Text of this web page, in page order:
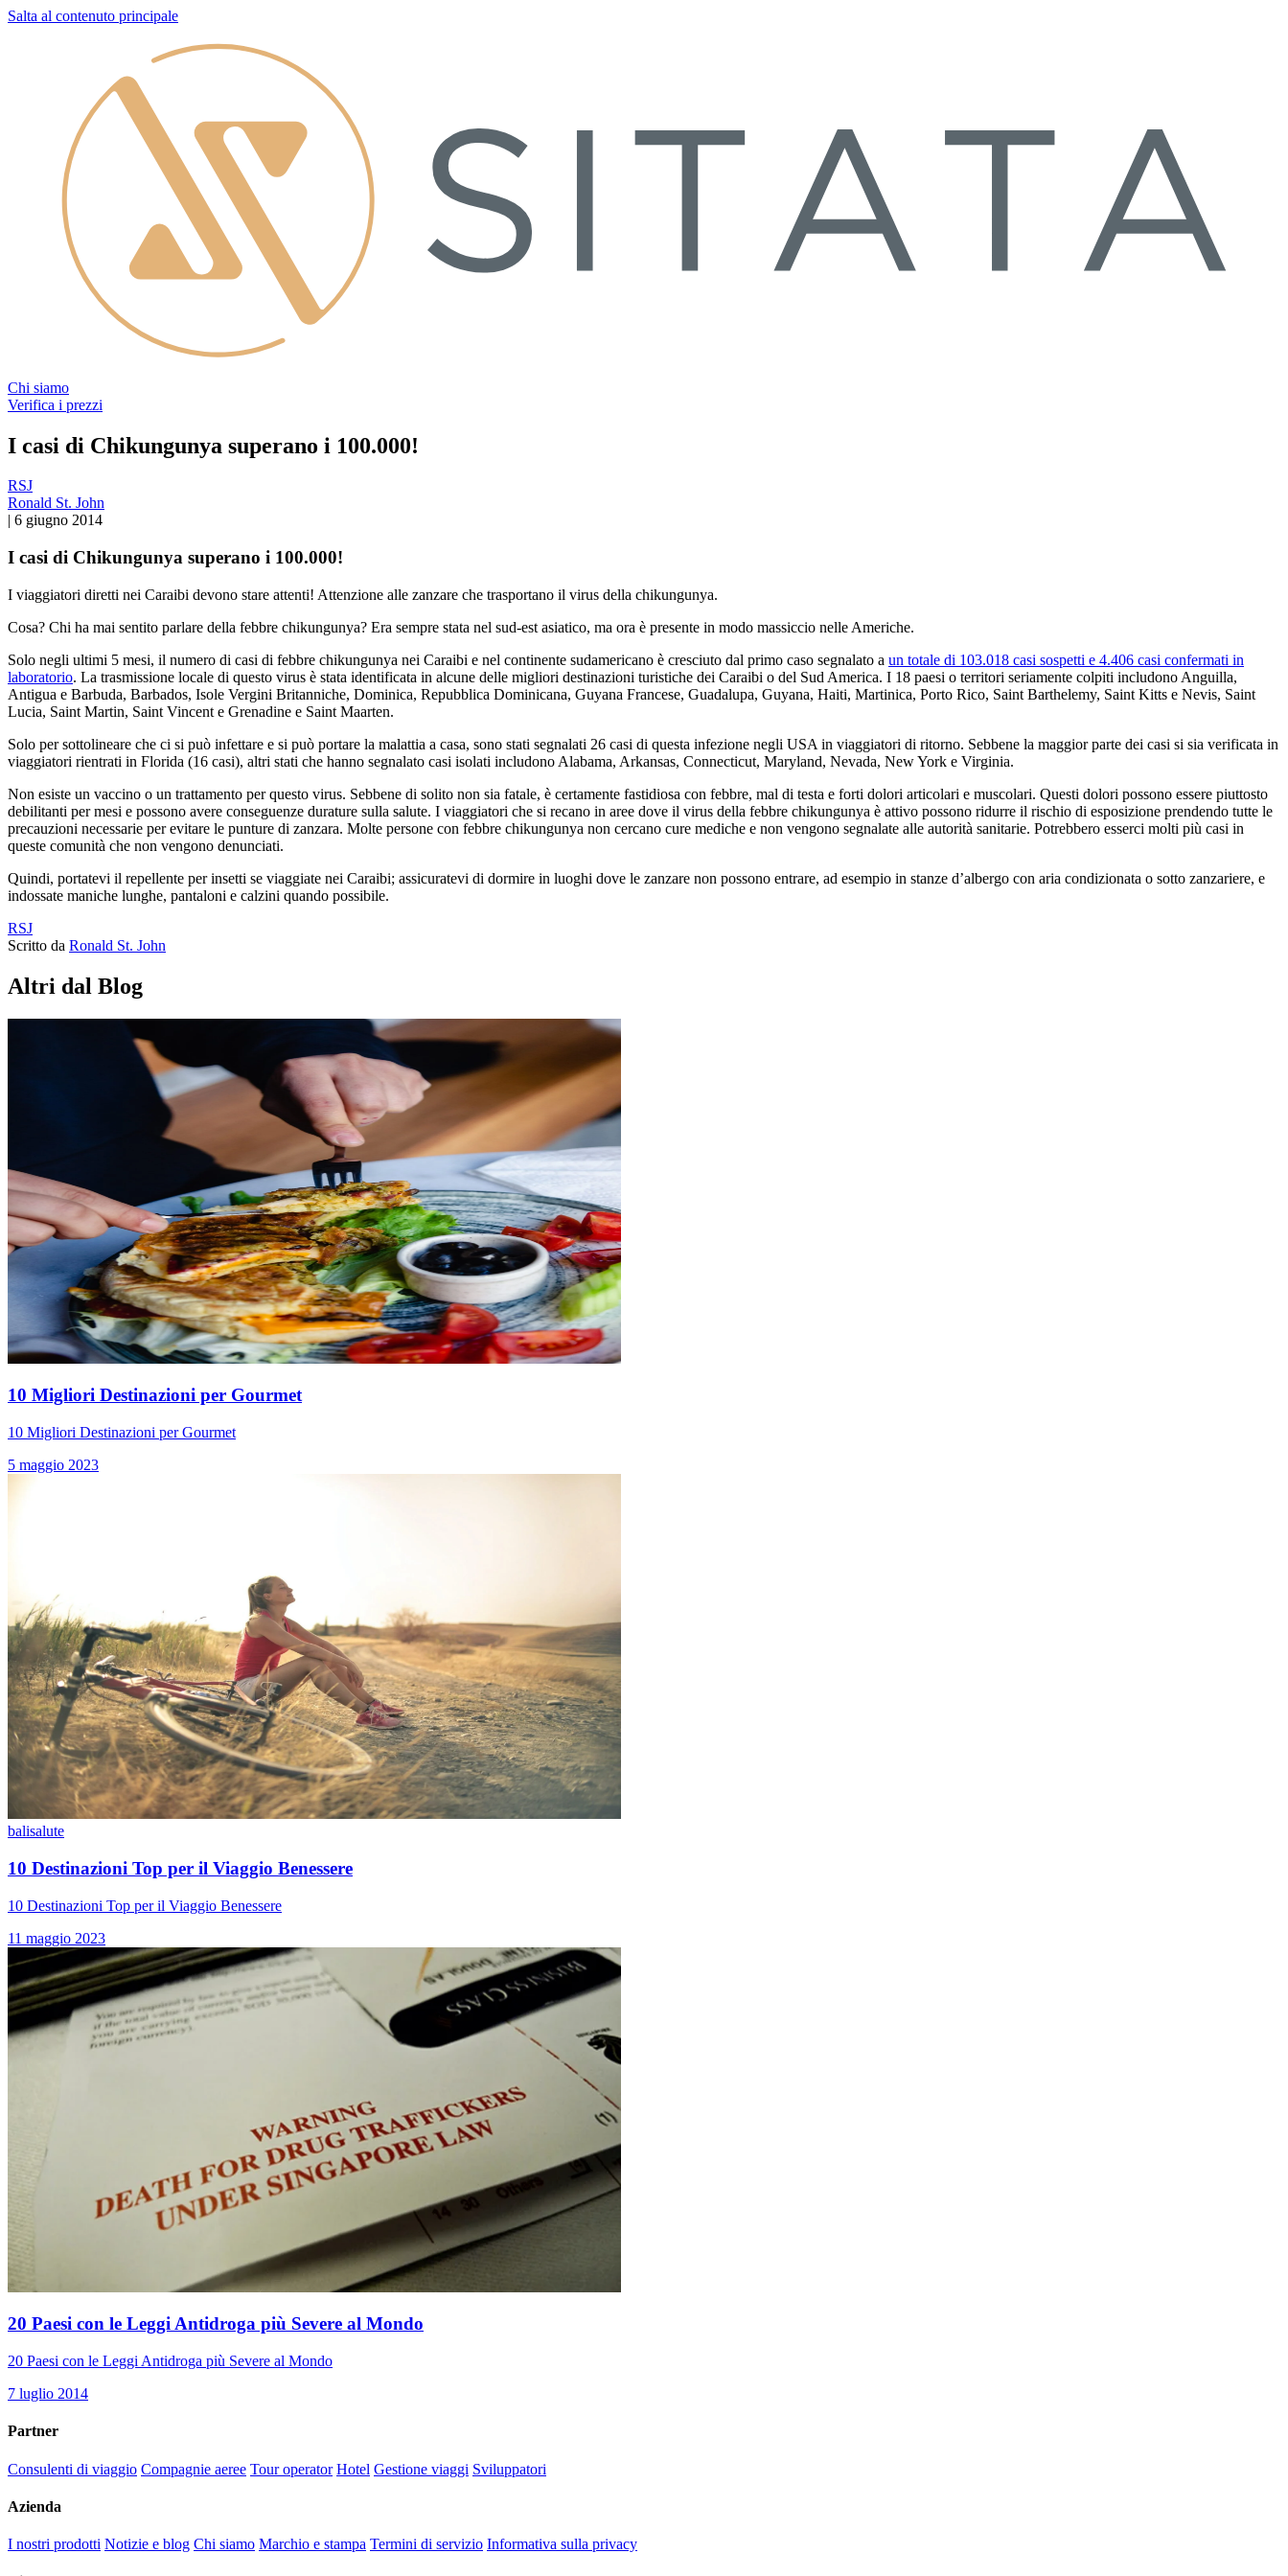
Salta al contenuto principale
Chi siamo
Verifica i prezzi
I casi di Chikungunya superano i 100.000!
RSJ
Ronald St. John
| 6 giugno 2014
I casi di Chikungunya superano i 100.000!
I viaggiatori diretti nei Caraibi devono stare attenti! Attenzione alle zanzare che trasportano il virus della chikungunya.
Cosa? Chi ha mai sentito parlare della febbre chikungunya? Era sempre stata nel sud-est asiatico, ma ora è presente in modo massiccio nelle Americhe.
Solo negli ultimi 5 mesi, il numero di casi di febbre chikungunya nei Caraibi e nel continente sudamericano è cresciuto dal primo caso segnalato a un totale di 103.018 casi sospetti e 4.406 casi confermati in
laboratorio. La trasmissione locale di questo virus è stata identificata in alcune delle migliori destinazioni turistiche dei Caraibi o del Sud America. I 18 paesi o territori seriamente colpiti includono Anguilla,
Antigua e Barbuda, Barbados, Isole Vergini Britanniche, Dominica, Repubblica Dominicana, Guyana Francese, Guadalupa, Guyana, Haiti, Martinica, Porto Rico, Saint Barthelemy, Saint Kitts e Nevis, Saint
Lucia, Saint Martin, Saint Vincent e Grenadine e Saint Maarten.
Solo per sottolineare che ci si può infettare e si può portare la malattia a casa, sono stati segnalati 26 casi di questa infezione negli USA in viaggiatori di ritorno. Sebbene la maggior parte dei casi si sia verificata in
viaggiatori rientrati in Florida (16 casi), altri stati che hanno segnalato casi isolati includono Alabama, Arkansas, Connecticut, Maryland, Nevada, New York e Virginia.
Non esiste un vaccino o un trattamento per questo virus. Sebbene di solito non sia fatale, è certamente fastidiosa con febbre, mal di testa e forti dolori articolari e muscolari. Questi dolori possono essere piuttosto
debilitanti per mesi e possono avere conseguenze durature sulla salute. I viaggiatori che si recano in aree dove il virus della febbre chikungunya è attivo possono ridurre il rischio di esposizione prendendo tutte le
precauzioni necessarie per evitare le punture di zanzara. Molte persone con febbre chikungunya non cercano cure mediche e non vengono segnalate alle autorità sanitarie. Potrebbero esserci molti più casi in
queste comunità che non vengono denunciati.
Quindi, portatevi il repellente per insetti se viaggiate nei Caraibi; assicuratevi di dormire in luoghi dove le zanzare non possono entrare, ad esempio in stanze d’albergo con aria condizionata o sotto zanzariere, e
indossate maniche lunghe, pantaloni e calzini quando possibile.
RSJ
Scritto da Ronald St. John
Altri dal Blog
10 Migliori Destinazioni per Gourmet
10 Migliori Destinazioni per Gourmet
5 maggio 2023
balisalute
10 Destinazioni Top per il Viaggio Benessere
10 Destinazioni Top per il Viaggio Benessere
11 maggio 2023
20 Paesi con le Leggi Antidroga più Severe al Mondo
20 Paesi con le Leggi Antidroga più Severe al Mondo
7 luglio 2014
Partner
Consulenti di viaggio Compagnie aeree Tour operator Hotel Gestione viaggi Sviluppatori
Azienda
I nostri prodotti Notizie e blog Chi siamo Marchio e stampa Termini di servizio Informativa sulla privacy